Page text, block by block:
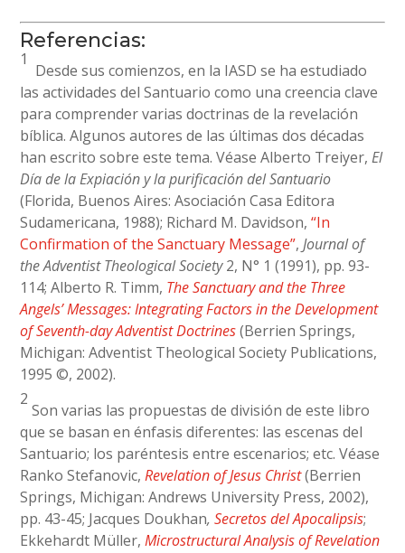
Referencias:
1
Desde sus comienzos, en la IASD se ha estudiado
las actividades del Santuario como una creencia clave
para comprender varias doctrinas de la revelación
bíblica. Algunos autores de las últimas dos décadas
han escrito sobre este tema. Véase Alberto Treiyer,El
Día de la Expiación y la purificación del Santuario
(Florida, Buenos Aires: Asociación Casa Editora
Sudamericana, 1988); Richard M. Davidson,“In
Confirmation of the Sanctuary Message”,Journal of
the Adventist Theological Society2, N° 1 (1991), pp. 93-
114; Alberto R. Timm, The Sanctuary and the Three
Angels’ Messages: Integrating Factors in the Development
of Seventh-day Adventist Doctrines(Berrien Springs,
Michigan: Adventist Theological Society Publications,
1995 ©, 2002).
2
Son varias las propuestas de división de este libro
que se basan en énfasis diferentes: las escenas del
Santuario; los paréntesis entre escenarios; etc. Véase
Ranko Stefanovic,Revelation of Jesus Christ(Berrien
Springs, Michigan: Andrews University Press, 2002),
pp. 43-45; Jacques Doukhan,Secretos del Apocalipsis;
Ekkehardt Müller,Microstructural Analysis of Revelation